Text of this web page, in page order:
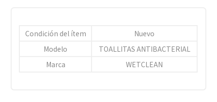
Condición del ítem
Nuevo
Modelo
TOALLITAS ANTIBACTERIAL
Marca
WETCLEAN